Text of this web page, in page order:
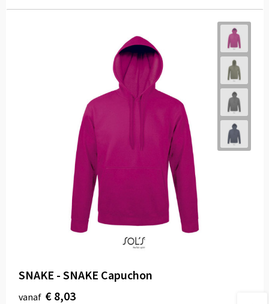
SNAKE - SNAKE Capuchon
vanaf € 8,03